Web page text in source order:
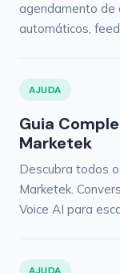
agendamento de
automáticos,
AJUDA
Guia
Marketek
Descubra todos
Marketek.
Voice AI para